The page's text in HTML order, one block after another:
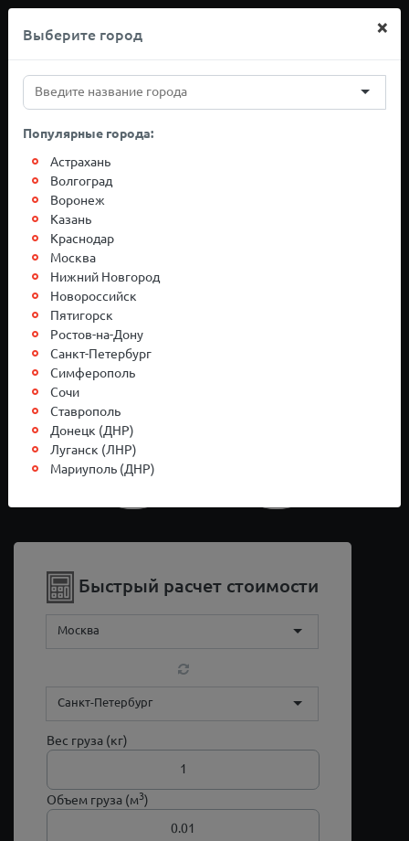
+7(812)767-20-27
Грузоперевозки
Белгород-Сургут
Быстрый расчет стоимости
Москва
Санкт-Петербург
Вес груза (кг)
Объем груза (м3)
Выберите город ×
Популярные города:
Астрахань
Волгоград
Воронеж
Казань
Краснодар
Москва
Нижний Новгород
Новороссийск
Пятигорск
Ростов-на-Дону
Санкт-Петербург
Симферополь
Сочи
Ставрополь
Донецк (ДНР)
Луганск (ЛНР)
Мариуполь (ДНР)